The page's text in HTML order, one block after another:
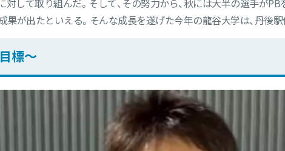
果が出たといえる。そんな成長を遂げた今年の龍谷大学は、丹後駅
標～